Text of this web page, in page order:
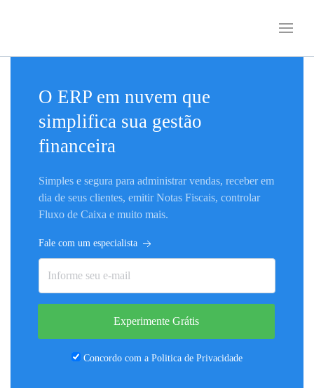
O ERP em nuvem que
simplifica sua gestão
financeira
Simples e segura para administrar vendas, receber em
dia de seus clientes, emitir Notas Fiscais, controlar
Fluxo de Caixa e muito mais.
Fale com um especialista
Experimente Grátis
Concordo com a Politica de Privacidade